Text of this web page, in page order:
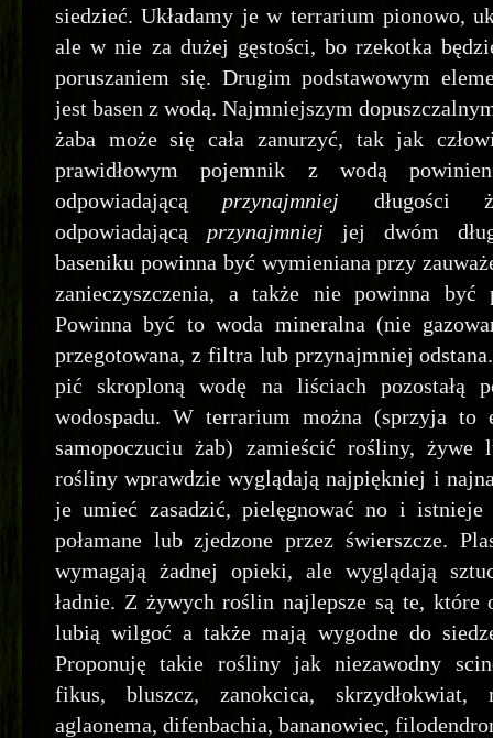
siedzieć. Układamy je w terrarium pionowo,
ale w nie za dużej gęstości, bo rzekotka
poruszaniem się. Drugim podstawowym
jest basen z wodą. Najmniejszym
żaba może się cała zanurzyć, tak jak
prawidłowym pojemnik z wodą
odpowiadającąprzynajmniej długości
odpowiadającą przynajmniej jej dwóm
baseniku powinna być wymieniana przy
zanieczyszczenia, a także nie powinna być
Powinna być to woda mineralna (nie
przegotowana, z filtra lub przynajmniej
pić skroploną wodę na liściach pozostałą
wodospadu. W terrarium można (sprzyja to
samopoczuciu żab) zamieścić rośliny, żywe
rośliny wprawdzie wyglądają najpiękniej i
je umieć zasadzić, pielęgnować no i istnieje
połamane lub zjedzone przez świerszcze.
wymagają żadnej opieki, ale wyglądają
ładnie. Z żywych roślin najlepsze są te, które
lubią wilgoć a także mają wygodne do
Proponuję takie rośliny jak niezawodny
fikus, bluszcz, zanokcica, skrzydłokwiat,
aglaonema, difenbachia, bananowiec,